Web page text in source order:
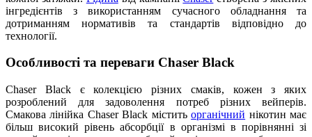
інгредієнтів з використанням сучасного обладнання та
дотриманням нормативів та стандартів відповідно до
технології.
Особливості та переваги Chaser Black
Chaser Black є колекцією різних смаків, кожен з яких
розроблений для задоволення потреб різних вейперів.
Смакова лінійка Chaser Black міститьорганічний нікотин має
більш високий рівень абсорбції в організмі в порівнянні зі